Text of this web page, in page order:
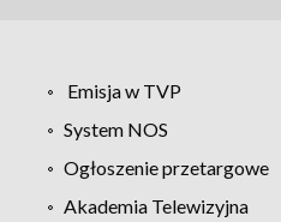
Emisja w TVP
System NOS
Ogłoszenie przetargowe
Akademia Telewizyjna